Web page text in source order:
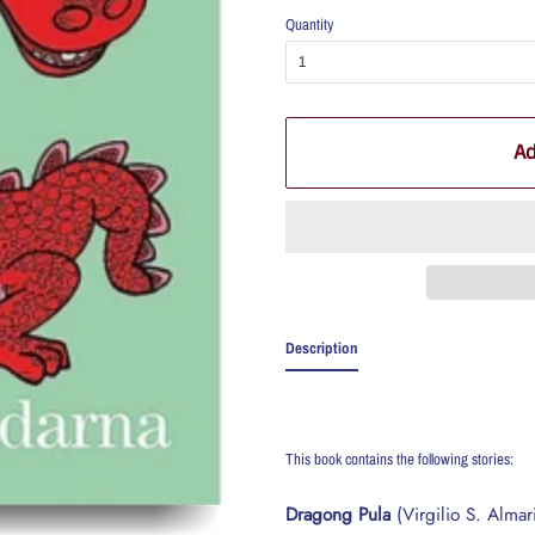
Quantity
Description
This book contains the following stories:
Dragong Pula (Virgilio S.